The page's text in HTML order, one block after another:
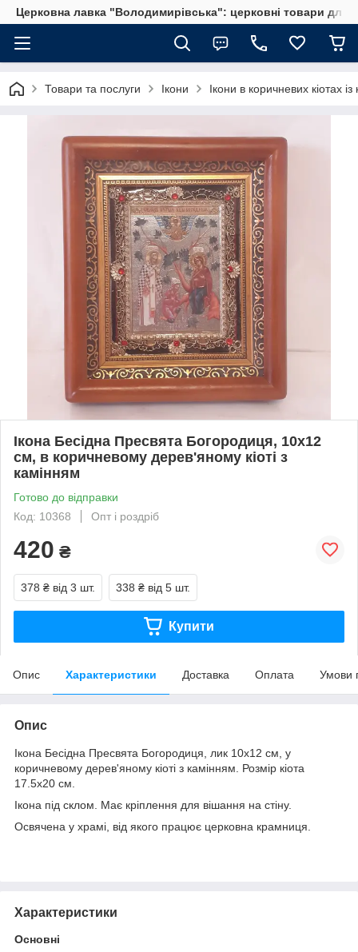
Церковна лавка "Володимирівська": церковні товари для
Товари та послуги Ікони Ікони в коричневих кіотах
Ікона Бесідна Пресвята Богородиця, 10х12
см, в коричневому дерев'яному кіоті з
камінням
Готово до відправки
Код: 10368
Опт і роздріб
420 ₴
378 ₴ від 3 шт. 338 ₴ від 5 шт.
Купити
Опис Характеристики Доставка Оплата Умови
Опис
Ікона Бесідна Пресвята Богородиця, лик 10х12 см, у
коричневому дерев'яному кіоті з камінням. Розмір кіота
17.5х20 см.
Ікона під склом. Має кріплення для вішання на стіну.
Освячена у храмі, від якого працює церковна крамниця.
Характеристики
Основні